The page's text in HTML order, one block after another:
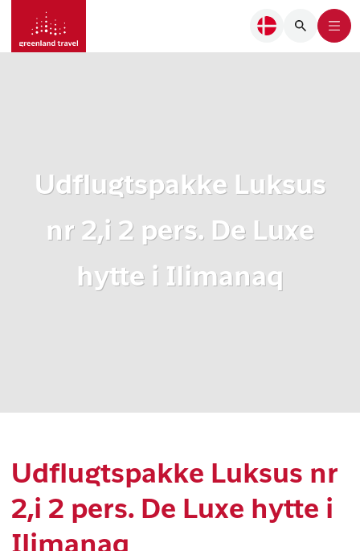
Udflugtspakke Luksus
nr 2,i 2 pers. De Luxe
hytte i Ilimanaq
Udflugtspakke Luksus nr
2,i 2 pers. De Luxe hytte i
Ilimanaq